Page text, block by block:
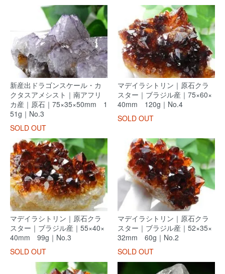
新産出ドラゴンスケール・カ
クタスアメシスト｜南アフリ
カ産｜原石｜75×35×50mm 1
51g｜No.3
SOLD OUT
マデイラシトリン｜原石クラ
スター｜ブラジル産｜75×60×
40mm 120g｜No.4
SOLD OUT
マデイラシトリン｜原石クラ
スター｜ブラジル産｜55×40×
40mm 99g｜No.3
SOLD OUT
マデイラシトリン｜原石クラ
スター｜ブラジル産｜52×35×
32mm 60g｜No.2
SOLD OUT